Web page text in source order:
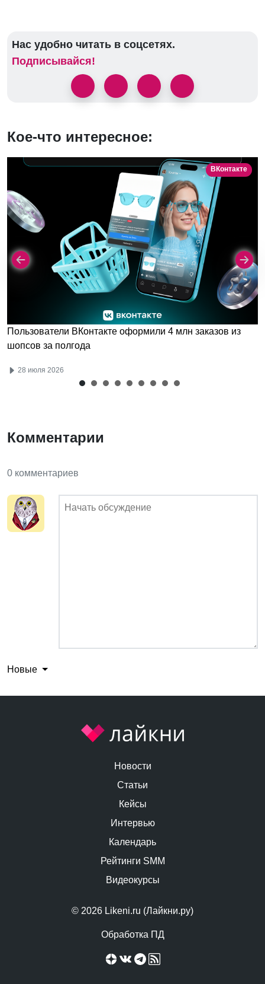
Нас удобно читать в соцсетях.
Подписывайся!
Кое-что интересное:
ВКонтакте
Пользователи ВКонтакте оформили 4 млн заказов из
шопсов за полгода
28 июля 2026
Комментарии
0 комментариев
Новые
© 2026 Likeni.ru (Лайкни.ру)
Обработка ПД
Новости
Статьи
Кейсы
Интервью
Календарь
Рейтинги SMM
Видеокурсы